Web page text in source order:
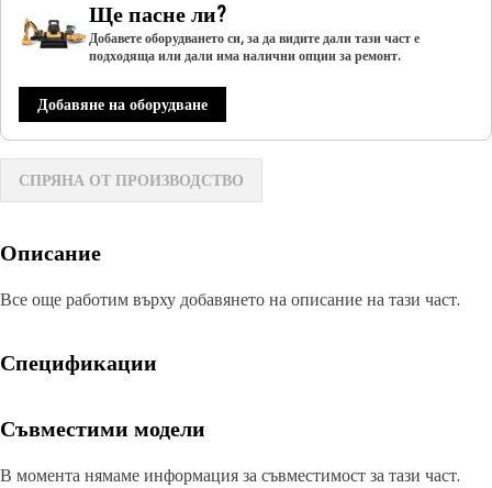
Ще пасне ли?
Добавете оборудването си, за да видите дали тази част е
подходяща или дали има налични опции за ремонт.
Добавяне на оборудване
СПРЯНА ОТ ПРОИЗВОДСТВО
Описание
Все още работим върху добавянето на описание на тази част.
Спецификации
Съвместими модели
В момента нямаме информация за съвместимост за тази част.